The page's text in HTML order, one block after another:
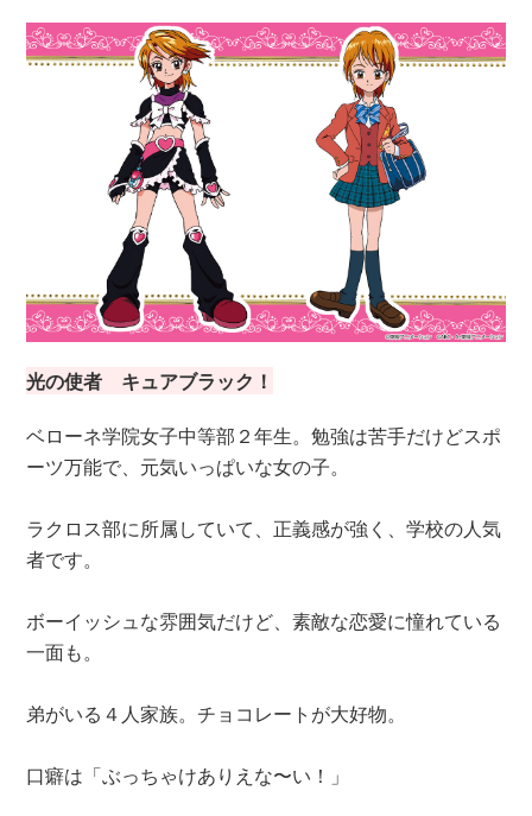
光の使者 キュアブラック！
ベローネ学院女子中等部２年生。勉強は苦手だけどスポ
ーツ万能で、元気いっぱいな女の子。
ラクロス部に所属していて、正義感が強く、学校の人気
者です。
ボーイッシュな雰囲気だけど、素敵な恋愛に憧れている
一面も。
弟がいる４人家族。チョコレートが大好物。
口癖は「ぶっちゃけありえな〜い！」